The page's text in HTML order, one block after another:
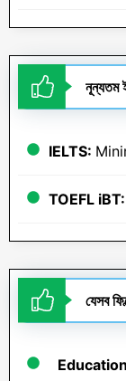
নূন্যতম
IELTS:
TOEFL iBT:
যেসব